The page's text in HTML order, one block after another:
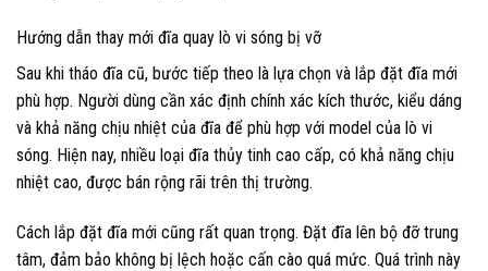
Hướng dẫn thay mới đĩa quay lò vi sóng bị vỡ
Sau khi tháo đĩa cũ, bước tiếp theo là lựa chọn và lắp đặt đĩa mới
phù hợp. Người dùng cần xác định chính xác kích thước, kiểu dáng
và khả năng chịu nhiệt của đĩa để phù hợp với model của lò vi
sóng. Hiện nay, nhiều loại đĩa thủy tinh cao cấp, có khả năng chịu
nhiệt cao, được bán rộng rãi trên thị trường.
Cách lắp đặt đĩa mới cũng rất quan trọng. Đặt đĩa lên bộ đỡ trung
tâm, đảm bảo không bị lệch hoặc cấn cào quá mức. Quá trình này